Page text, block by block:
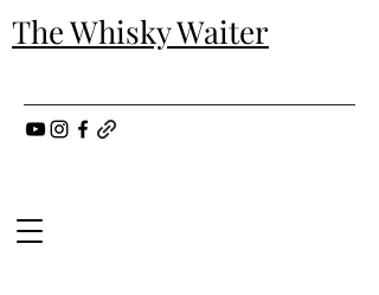
The Whisky Waiter